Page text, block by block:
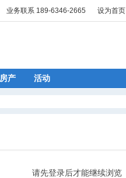
业务联系 189-6346-2665 设为首页
房产 活动
请先登录后才能继续浏览